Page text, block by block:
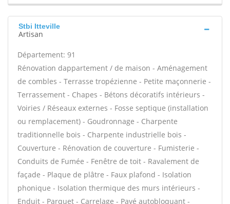
Stbi Itteville
Artisan
Département: 91
Rénovation dappartement / de maison - Aménagement
de combles - Terrasse tropézienne - Petite maçonnerie -
Terrassement - Chapes - Bétons décoratifs intérieurs -
Voiries / Réseaux externes - Fosse septique (installation
ou remplacement) - Goudronnage - Charpente
traditionnelle bois - Charpente industrielle bois -
Couverture - Rénovation de couverture - Fumisterie -
Conduits de Fumée - Fenêtre de toit - Ravalement de
façade - Plaque de plâtre - Faux plafond - Isolation
phonique - Isolation thermique des murs intérieurs -
Enduit - Parquet - Carrelage - Pavé autobloquant -